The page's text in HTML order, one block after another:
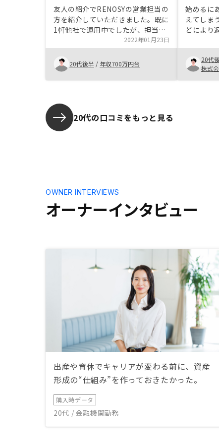
友人の紹介でRENOSYの営業担当の
方を紹介していただきました。既に
1軒他社で運用中でしたが、担当の
方に2軒目を持つメリットを説明い
ただき、2軒目を持つ興味が湧きま
した。管理プランや購入後のサポー
トが充実していることも魅力に感
じ、購入を決めました。Amazon
2022年01月23日
20代後半 / 年収700万円台
始めるに
えてしま
どにより
のでは
た。しか
ただき
保たれる
ないかと
20代
株式
20代の口コミをもっと見る
オーナーインタビュー
OWNER INTERVIEWS
出産や育休でキャリアが変わる前に、資産
形成の“仕組み”を作っておきたかった。
購入時データ
20代 / 金融機関勤務